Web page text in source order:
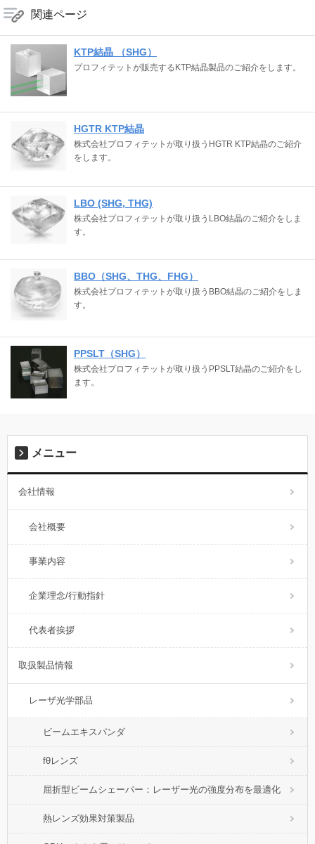
関連ページ
KTP結晶 （SHG）
プロフィテットが販売するKTP結晶製品のご紹介をします。
HGTR KTP結晶
株式会社プロフィテットが取り扱うHGTR KTP結晶のご紹介
をします。
LBO (SHG, THG)
株式会社プロフィテットが取り扱うLBO結晶のご紹介をしま
す。
BBO（SHG、THG、FHG）
株式会社プロフィテットが取り扱うBBO結晶のご紹介をしま
す。
PPSLT（SHG）
株式会社プロフィテットが取り扱うPPSLT結晶のご紹介をし
ます。
メニュー
会社情報
会社概要
事業内容
企業理念/行動指針
代表者挨拶
取扱製品情報
レーザ光学部品
ビームエキスパンダ
fθレンズ
屈折型ビームシェーパー：レーザー光の強度分布を最適化
熱レンズ効果対策製品